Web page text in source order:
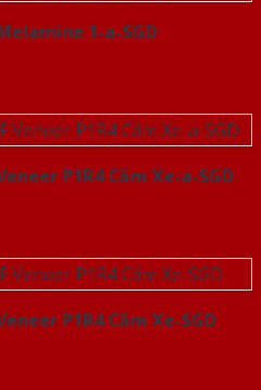
1-a-SGD
P1R4 Căm Xe-a-SGD
P1R4 Căm Xe-SGD